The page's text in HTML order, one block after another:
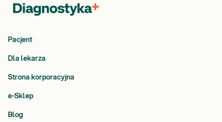
Pacjent
Dla lekarza
Strona korporacyjna
e-Sklep
Blog